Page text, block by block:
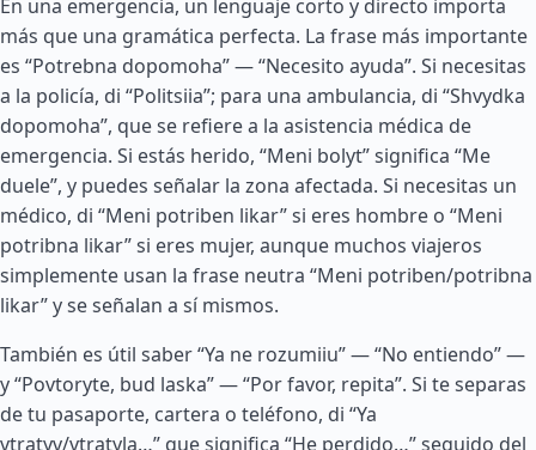
En una emergencia, un lenguaje corto y directo importa
más que una gramática perfecta. La frase más importante
es “Potrebna dopomoha” — “Necesito ayuda”. Si necesitas
a la policía, di “Politsiia”; para una ambulancia, di “Shvydka
dopomoha”, que se refiere a la asistencia médica de
emergencia. Si estás herido, “Meni bolyt” significa “Me
duele”, y puedes señalar la zona afectada. Si necesitas un
médico, di “Meni potriben likar” si eres hombre o “Meni
potribna likar” si eres mujer, aunque muchos viajeros
simplemente usan la frase neutra “Meni potriben/potribna
likar” y se señalan a sí mismos.
También es útil saber “Ya ne rozumiiu” — “No entiendo” —
y “Povtoryte, bud laska” — “Por favor, repita”. Si te separas
de tu pasaporte, cartera o teléfono, di “Ya
vtratyv/vtratyla…” que significa “He perdido…” seguido del